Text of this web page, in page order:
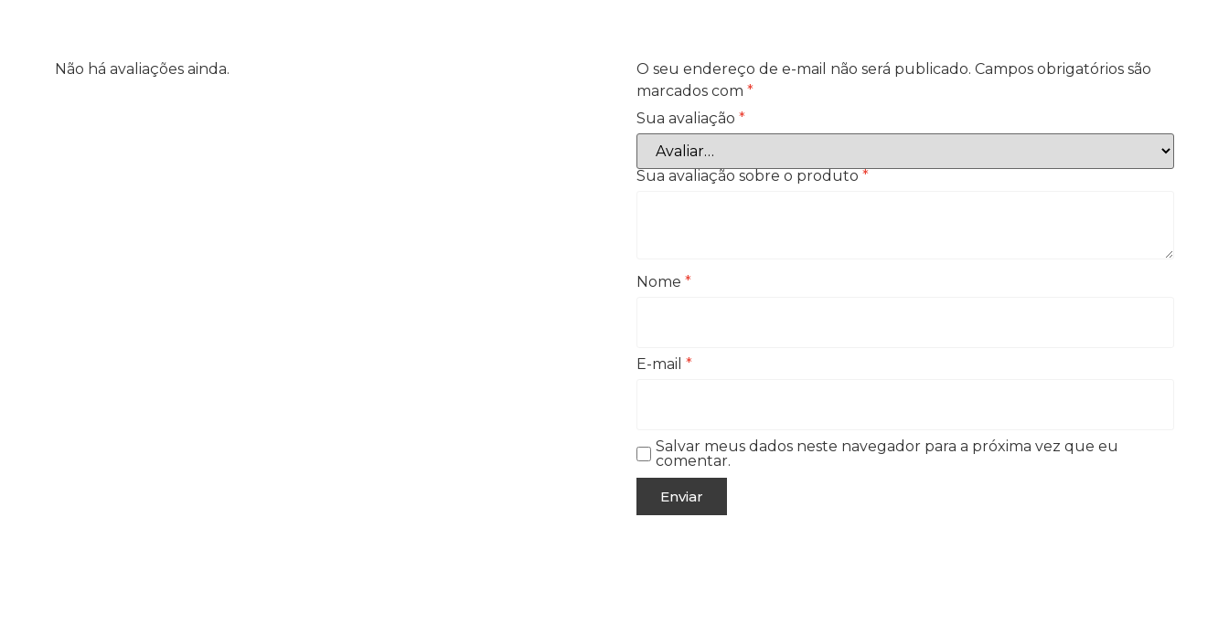
Não há avaliações ainda. O seu endereço de e-mail não será publicado. Campos obrigatórios são
marcados com*
Sua avaliação*
Sua avaliação sobre o produto*
Nome*
E-mail*
Salvar meus dados neste navegador para a próxima vez que eu
comentar.